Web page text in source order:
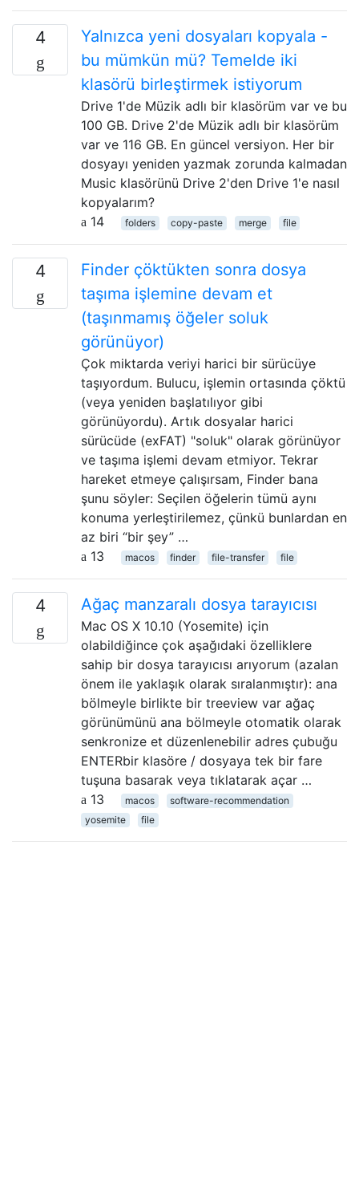
4
Yalnızca yeni dosyaları kopyala -
bu mümkün mü? Temelde iki
klasörü birleştirmek istiyorum
Drive 1'de Müzik adlı bir klasörüm var ve bu
100 GB. Drive 2'de Müzik adlı bir klasörüm
var ve 116 GB. En güncel versiyon. Her bir
dosyayı yeniden yazmak zorunda kalmadan
Music klasörünü Drive 2'den Drive 1'e nasıl
kopyalarım?
14
folders copy-paste merge file
4
Finder çöktükten sonra dosya
taşıma işlemine devam et
(taşınmamış öğeler soluk
görünüyor)
Çok miktarda veriyi harici bir sürücüye
taşıyordum. Bulucu, işlemin ortasında çöktü
(veya yeniden başlatılıyor gibi
görünüyordu). Artık dosyalar harici
sürücüde (exFAT) "soluk" olarak görünüyor
ve taşıma işlemi devam etmiyor. Tekrar
hareket etmeye çalışırsam, Finder bana
şunu söyler: Seçilen öğelerin tümü aynı
konuma yerleştirilemez, çünkü bunlardan en
az biri “bir şey” …
13
macos finder file-transfer file
4 Ağaç manzaralı dosya tarayıcısı
Mac OS X 10.10 (Yosemite) için
olabildiğince çok aşağıdaki özelliklere
sahip bir dosya tarayıcısı arıyorum (azalan
önem ile yaklaşık olarak sıralanmıştır): ana
bölmeyle birlikte bir treeview var ağaç
görünümünü ana bölmeyle otomatik olarak
senkronize et düzenlenebilir adres çubuğu
ENTERbir klasöre / dosyaya tek bir fare
tuşuna basarak veya tıklatarak açar …
13
macos
software-recommendation
yosemite
file